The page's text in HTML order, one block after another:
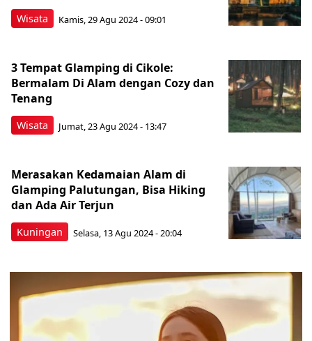
Wisata Kamis, 29 Agu 2024 - 09:01
Wisata
3 Tempat Glamping di Cikole:
Bermalam Di Alam dengan Cozy dan
Tenang
Jumat, 23 Agu 2024 - 13:47
Kuningan
Merasakan Kedamaian Alam di
Glamping Palutungan, Bisa Hiking
dan Ada Air Terjun
Selasa, 13 Agu 2024 - 20:04